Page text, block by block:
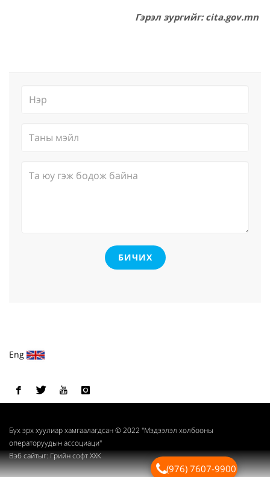
Гэрэл зургийг: cita.gov.mn
БИЧИХ
Eng
Бүх эрх хуулиар хамгаалагдсан © 2022 "Мэдээлэл холбооны
операторуудын ассоциаци"
Вэб сайтыг:Грийн софт ХХК
(976) 7607-9900